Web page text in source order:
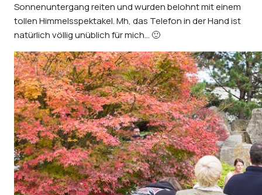
Sonnenuntergang reiten und wurden belohnt mit einem
tollen Himmelsspektakel. Mh, das Telefon in der Hand ist
natürlich völlig unüblich für mich… 🙂